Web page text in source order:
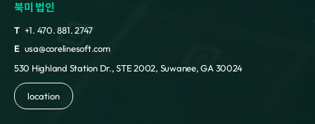
북미 법인
T +1. 470. 881. 2747
E usa@corelinesoft.com
530 Highland Station Dr., STE 2002, Suwanee, GA 30024
location